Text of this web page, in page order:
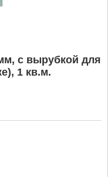
с вырубкой для
1 кв.м.